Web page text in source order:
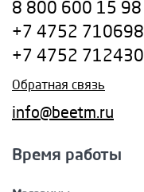
8 800 600 15 98
+7 4752 710698
+7 4752 712430
Обратная связь
info@beetm.ru
Время работы